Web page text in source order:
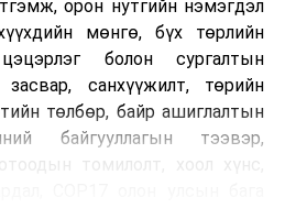
орон нутгийн нэмэгдэл
мөнгө, бүх төрлийн
болон сургалтын
засвар, санхүүжилт, төрийн
төлбөр, байр ашиглалтын
байгууллагын тээвэр,